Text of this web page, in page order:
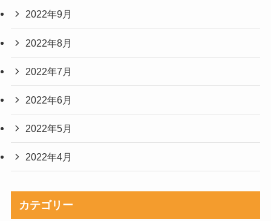
2022年9月
2022年8月
2022年7月
2022年6月
2022年5月
2022年4月
カテゴリー